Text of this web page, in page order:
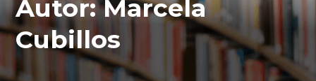
Autor:Marcela
Cubillos